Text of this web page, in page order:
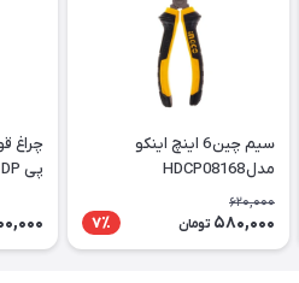
سیم چین 6 اینچ اینکو
مدل HDCP08168
620,000
580,000 تومان 7٪
پی DP | مدل DP-7045B